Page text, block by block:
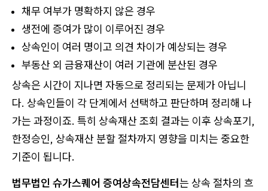
채무 여부가 명확하지 않은 경우
생전에 증여가 많이 이루어진 경우
상속인이 여러 명이고 의견 차이가 예상되는 경우
부동산 외 금융재산이 여러 기관에 분산된 경우
상속은 시간이 지나면 자동으로 정리되는 문제가 아닙니
다. 상속인들이 각 단계에서 선택하고 판단하며 정리해 나
가는 과정이죠. 특히 상속재산 조회 결과는 이후 상속포기,
한정승인, 상속재산 분할 절차까지 영향을 미치는 중요한
기준이 됩니다.
법무법인 슈가스퀘어 증여상속전담센터는 상속 절차의 흐